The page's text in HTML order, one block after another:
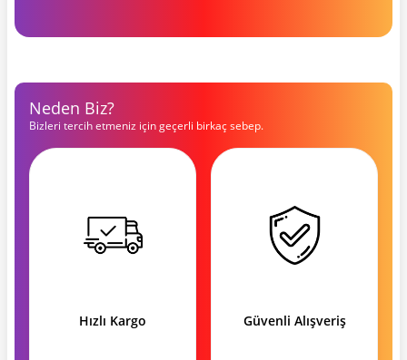
Neden Biz?
Bizleri tercih etmeniz için geçerli birkaç sebep.
Hızlı Kargo Güvenli Alışveriş